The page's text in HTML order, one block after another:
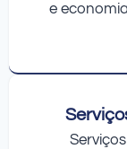
e